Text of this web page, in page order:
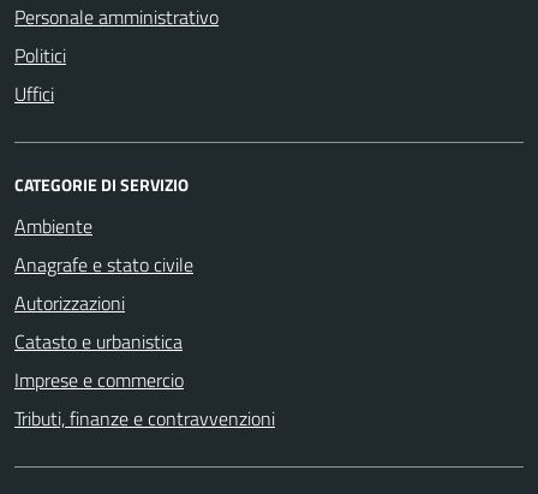
Personale amministrativo
Politici
Uffici
CATEGORIE DI SERVIZIO
Ambiente
Anagrafe e stato civile
Autorizzazioni
Catasto e urbanistica
Imprese e commercio
Tributi, finanze e contravvenzioni